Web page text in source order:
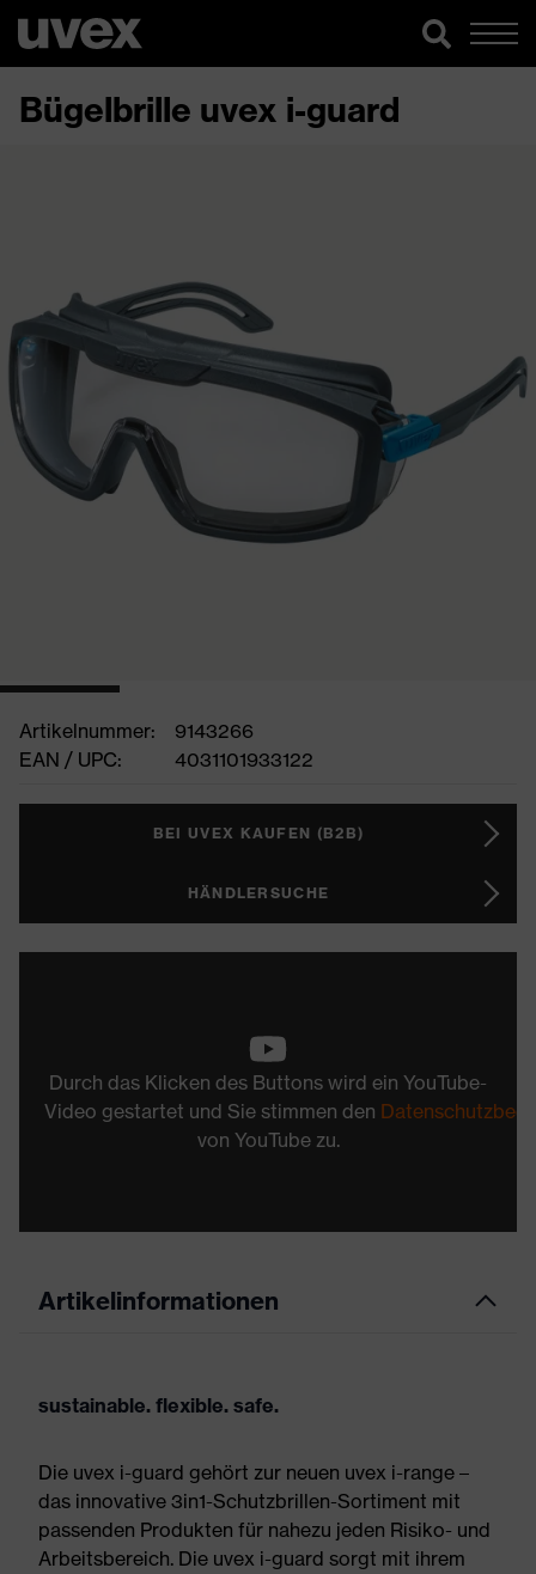
Bügelbrille uvex i-guard
Artikelnummer:
9143266
EAN / UPC:
4031101933122
BEI UVEX KAUFEN (B2B)
HÄNDLERSUCHE
Durch das Klicken des Buttons wird ein YouTube-
Video gestartet und Sie stimmen den
von YouTube zu.
Artikelinformationen
sustainable. flexible. safe.
Die uvex i-guard gehört zur neuen uvex i-range –
das innovative 3in1-Schutzbrillen-Sortiment mit
passenden Produkten für nahezu jeden Risiko- und
Arbeitsbereich. Die uvex i-guard sorgt mit ihrem